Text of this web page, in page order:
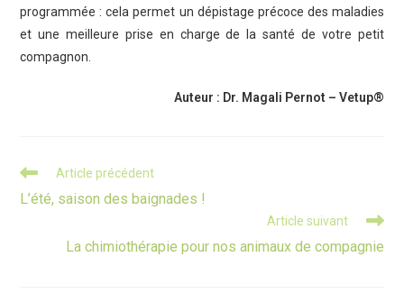
programmée : cela permet un dépistage précoce des maladies
et une meilleure prise en charge de la santé de votre petit
compagnon.
Auteur : Dr. Magali Pernot – Vetup®
Read
articles
Article précédent
L’été, saison des baignades !
Article suivant
La chimiothérapie pour nos animaux de compagnie